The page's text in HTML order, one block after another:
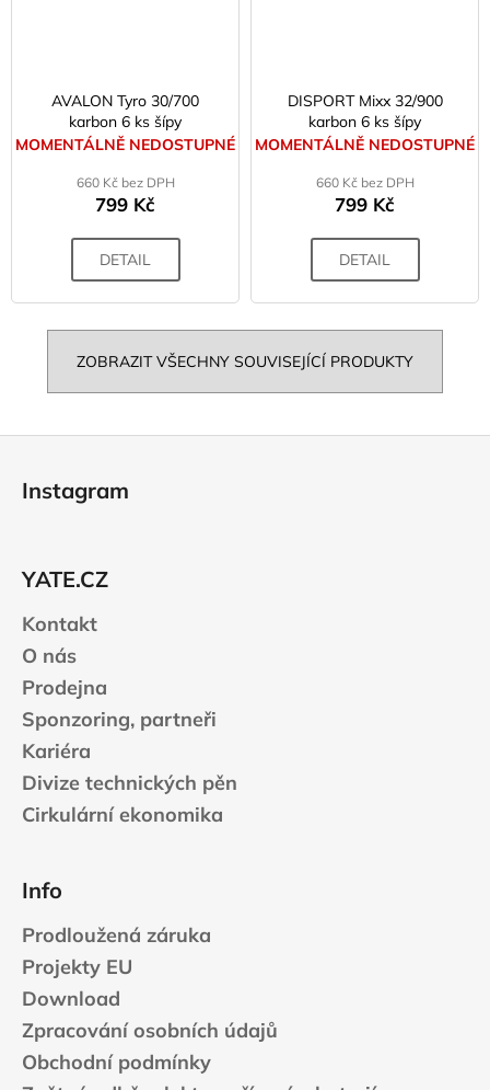
AVALON Tyro 30/700
karbon 6 ks šípy
MOMENTÁLNĚ NEDOSTUPNÉ
660 Kč bez DPH
799 Kč
DETAIL
DISPORT Mixx 32/900
karbon 6 ks šípy
MOMENTÁLNĚ NEDOSTUPNÉ
660 Kč bez DPH
799 Kč
DETAIL
ZOBRAZIT VŠECHNY SOUVISEJÍCÍ PRODUKTY
Instagram
YATE.CZ
Kontakt
O nás
Prodejna
Sponzoring, partneři
Kariéra
Divize technických pěn
Cirkulární ekonomika
Info
Prodloužená záruka
Projekty EU
Download
Zpracování osobních údajů
Obchodní podmínky